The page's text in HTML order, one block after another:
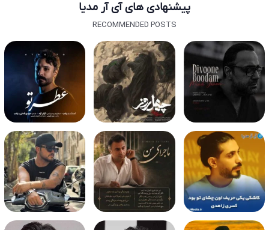
پیشنهادی های آی آر مدیا
RECOMMENDED POSTS